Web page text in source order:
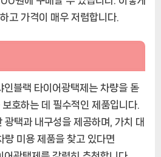
고 가격이 매우 저렴합니다.
블랙 타이어광택제는 차량을 돋
호하는 데 필수적인 제품입니다.
광택과 내구성을 제공하며, 가치 대
량 미용 제품을 찾고 있다면